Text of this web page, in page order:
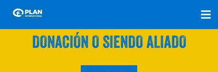
SÚMATE A NUESTRO PLAN CON UNA
DONACIÓN O SIENDO ALIADO